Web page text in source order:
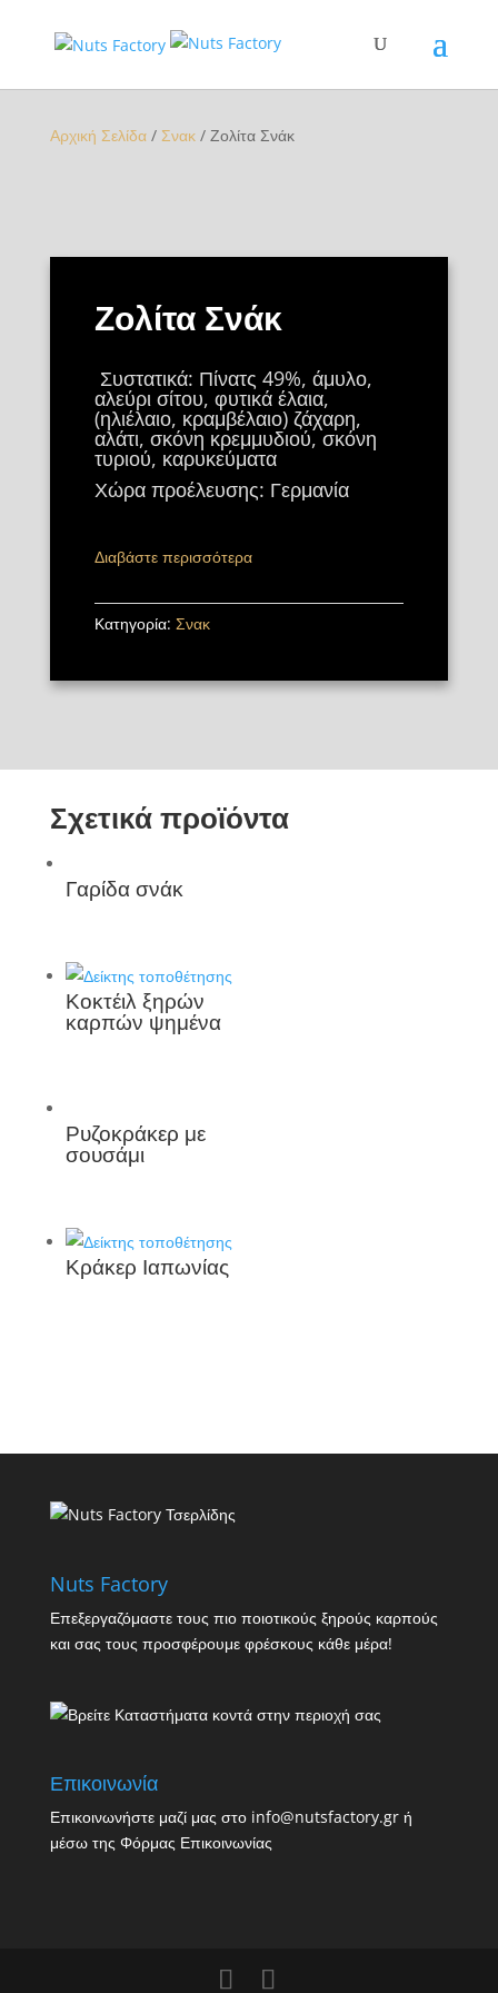
Αρχική Σελίδα/ Σνακ/ Ζολίτα Σνάκ
Ζολίτα Σνάκ
Συστατικά: Πίνατς 49%, άμυλο,
αλεύρι σίτου, φυτικά έλαια,
(ηλιέλαιο, κραμβέλαιο) ζάχαρη,
αλάτι, σκόνη κρεμμυδιού, σκόνη
τυριού, καρυκεύματα
Χώρα προέλευσης: Γερμανία
Διαβάστε περισσότερα
Κατηγορία: Σνακ
Σχετικά προϊόντα
Γαρίδα σνάκ
Κοκτέιλ ξηρών
καρπών ψημένα
Ρυζοκράκερ με
σουσάμι
Κράκερ Ιαπωνίας
Nuts Factory
Επεξεργαζόμαστε τους πιο ποιοτικούς ξηρούς καρπούς
και σας τους προσφέρουμε φρέσκους κάθε μέρα!
Επικοινωνία
Επικοινωνήστε μαζί μας στο info@nutsfactory.gr ή
μέσω της Φόρμας Επικοινωνίας